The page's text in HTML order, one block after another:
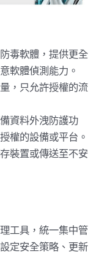
毒軟體，提供更全
軟體偵測能力。
，只允許授權的流
資料外洩防護功
權的設備或平台。
裝置或傳送至不安
工具，統一集中管
定安全策略、更新